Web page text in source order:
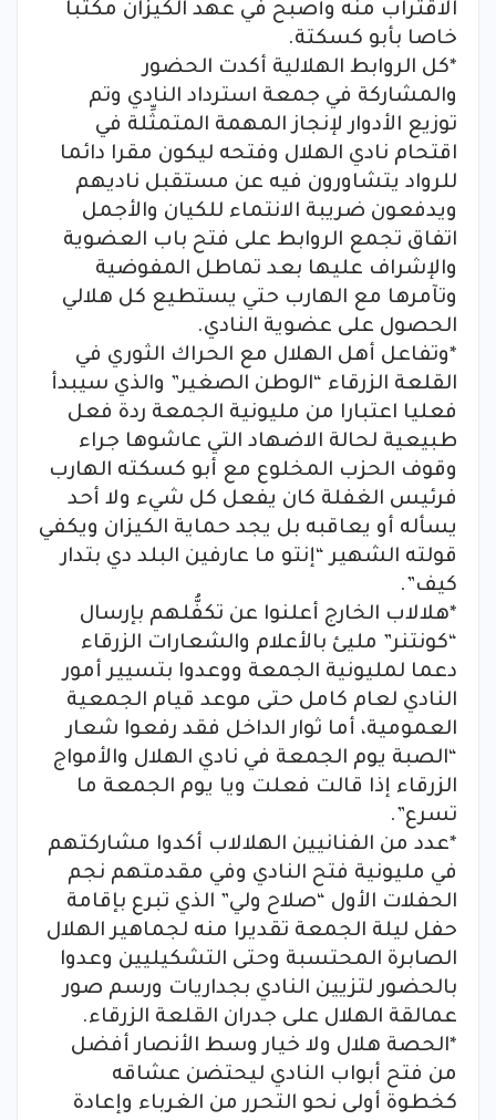
الاقتراب منه وأصبح في عهد الكيزان مكتبا
خاصا بأبو كسكتة.
*كل الروابط الهلالية أكدت الحضور
والمشاركة في جمعة استرداد النادي وتم
توزيع الأدوار لإنجاز المهمة المتمثِّلة في
اقتحام نادي الهلال وفتحه ليكون مقرا دائما
للرواد يتشاورون فيه عن مستقبل ناديهم
ويدفعون ضريبة الانتماء للكيان والأجمل
اتفاق تجمع الروابط على فتح باب العضوية
والإشراف عليها بعد تماطل المفوضية
وتآمرها مع الهارب حتي يستطيع كل هلالي
الحصول على عضوية النادي.
*وتفاعل أهل الهلال مع الحراك الثوري في
القلعة الزرقاء “الوطن الصغير” والذي سيبدأ
فعليا اعتبارا من مليونية الجمعة ردة فعل
طبيعية لحالة الاضهاد التي عاشوها جراء
وقوف الحزب المخلوع مع أبو كسكته الهارب
فرئيس الغفلة كان يفعل كل شيء ولا أحد
يسأله أو يعاقبه بل يجد حماية الكيزان ويكفي
قولته الشهير “إنتو ما عارفين البلد دي بتدار
كيف”.
*هلالاب الخارج أعلنوا عن تكفُّلهم بإرسال
“كونتنر” مليئ بالأعلام والشعارات الزرقاء
دعما لمليونية الجمعة ووعدوا بتسيير أمور
النادي لعام كامل حتى موعد قيام الجمعية
العمومية، أما ثوار الداخل فقد رفعوا شعار
“الصبة يوم الجمعة في نادي الهلال والأمواج
الزرقاء إذا قالت فعلت ويا يوم الجمعة ما
تسرع”.
*عدد من الفنانيين الهلالاب أكدوا مشاركتهم
في مليونية فتح النادي وفي مقدمتهم نجم
الحفلات الأول “صلاح ولي” الذي تبرع بإقامة
حفل ليلة الجمعة تقديرا منه لجماهير الهلال
الصابرة المحتسبة وحتى التشكيليين وعدوا
بالحضور لتزيين النادي بجداريات ورسم صور
عمالقة الهلال على جدران القلعة الزرقاء.
*الحصة هلال ولا خيار وسط الأنصار أفضل
من فتح أبواب النادي ليحتضن عشاقه
كخطوة أولى نحو التحرر من الغرباء وإعادة